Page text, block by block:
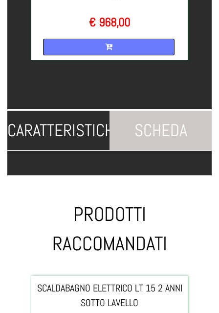
€ 968,00
CARATTERISTICHE
SCHEDA
TECNICA
PRODOTTI
RACCOMANDATI
SCALDABAGNO ELETTRICO LT 15 2 ANNI
SOTTO LAVELLO